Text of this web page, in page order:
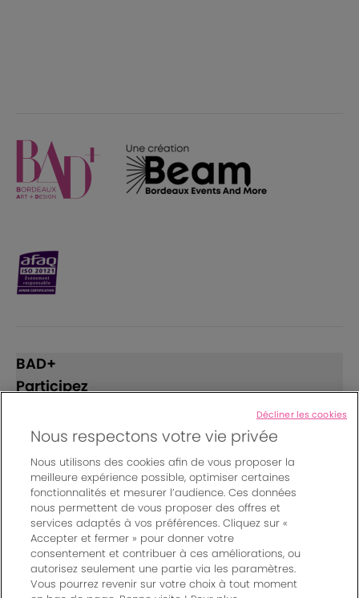
BAD+
Participez
Suivez-nous
InstagramFacebookLinkedIn
© Bordeaux Events And More | Rue Jean Samazeuilh - CS
20088 - 33070 Bordeaux cedex - France
Un événement organisé par Bordeaux Events And More
Nous respectons votre vie privée
Nous utilisons des cookies afin de vous proposer la
meilleure expérience possible, optimiser certaines
fonctionnalités et mesurer l’audience. Ces données
nous permettent de vous proposer des offres et
services adaptés à vos préférences. Cliquez sur «
Accepter et fermer » pour donner votre
consentement et contribuer à ces améliorations, ou
autorisez seulement une partie via les paramètres.
Vous pourrez revenir sur votre choix à tout moment
Décliner les cookies